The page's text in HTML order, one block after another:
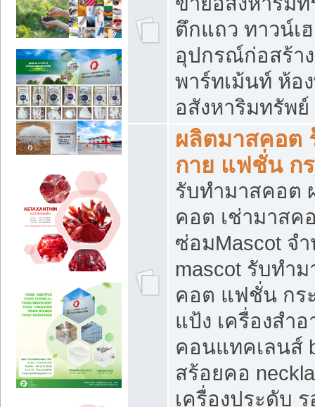
ตึกแถว ทาวน์เ
อุปกรณ์ก่อสร้า
พาร์ทเม้นท์ ห้อ
อสังหาริมทรัพ
ผลิตมาสคอต
กาย แฟชั่น กร
รับทำมาสคอต
คอต เช่ามาสค
ซ่อมMascot จ
mascot รับทำ
คอต แฟชั่น กระ
แป้ง เครื่องสำ
คอนแทคเลนส์
สร้อยคอ
เครื่องประดับ ร